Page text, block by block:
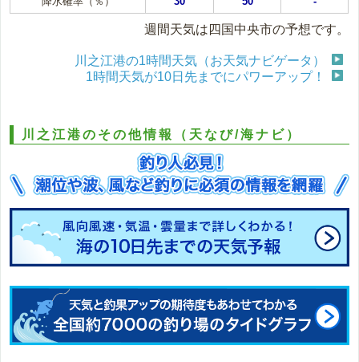
週間天気は四国中央市の予想です。
川之江港の1時間天気（お天気ナビゲータ）
1時間天気が10日先までにパワーアップ！
川之江港のその他情報（天なび/海ナビ）